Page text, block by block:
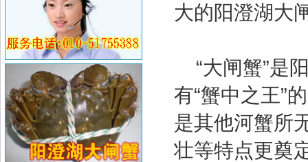
大的阳澄湖大
“大闸蟹”是
有“蟹中之王”
是其他河蟹所
壮等特点更奠